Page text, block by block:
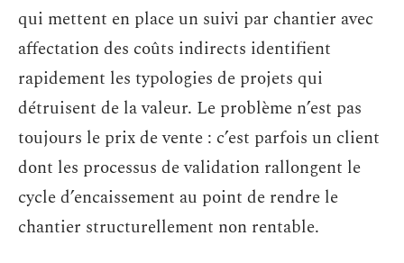
qui mettent en place un suivi par chantier avec
affectation des coûts indirects identifient
rapidement les typologies de projets qui
détruisent de la valeur. Le problème n’est pas
toujours le prix de vente : c’est parfois un client
dont les processus de validation rallongent le
cycle d’encaissement au point de rendre le
chantier structurellement non rentable.